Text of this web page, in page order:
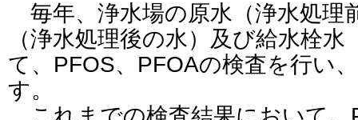
毎年、浄水場の原水（浄水処理
（浄水処理後の水）及び給水栓
て、PFOS、PFOAの検査を行い
す。